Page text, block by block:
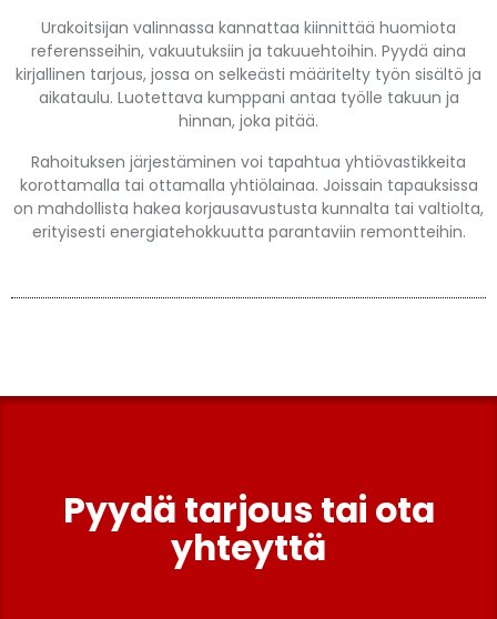
Urakoitsijan valinnassa kannattaa kiinnittää huomiota
referensseihin, vakuutuksiin ja takuuehtoihin. Pyydä aina
kirjallinen tarjous, jossa on selkeästi määritelty työn sisältö ja
aikataulu. Luotettava kumppani antaa työlle takuun ja
hinnan, joka pitää.
Rahoituksen järjestäminen voi tapahtua yhtiövastikkeita
korottamalla tai ottamalla yhtiölainaa. Joissain tapauksissa
on mahdollista hakea korjausavustusta kunnalta tai valtiolta,
erityisesti energiatehokkuutta parantaviin remontteihin.
Pyydä tarjous tai ota
yhteyttä